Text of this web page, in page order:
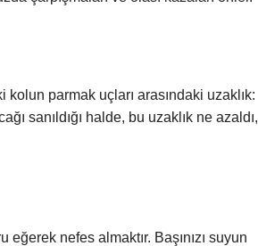
parmak uçları arasındaki uzaklık:
sanıldığı halde, bu uzaklık ne azaldı,
nefes almaktır. Başınızı suyun